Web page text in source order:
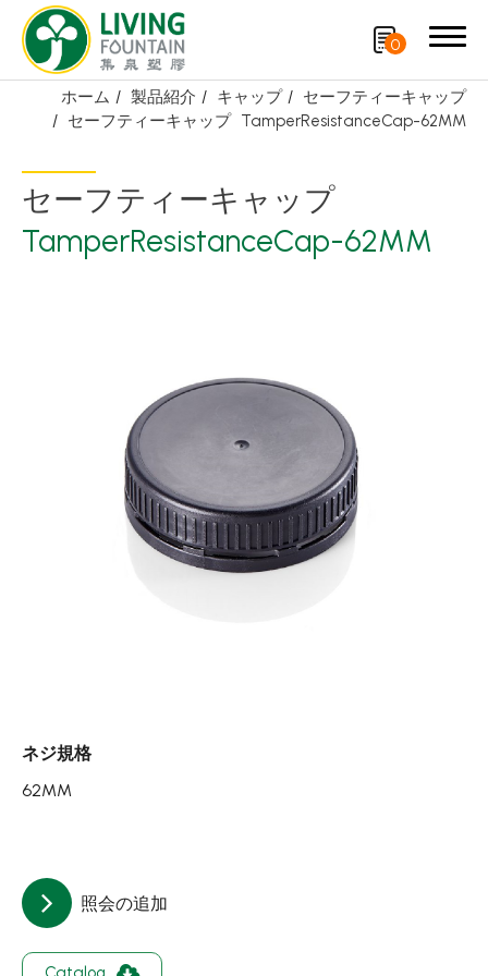
0
ホーム 製品紹介 キャップ
セーフティーキャップ
セーフティーキャップ TamperResistanceCap-62MM
セーフティーキャップ
TamperResistanceCap-62MM
ネジ規格
62MM
照会の追加
検索
製品紹介
厳選商品
スプレーノズル
エアレスボトル/クリーム容器/ソープボックス
ミストスプレー、ミニボトル、ロールオンボトル
再生資源製品
技術力
持続可能な経営